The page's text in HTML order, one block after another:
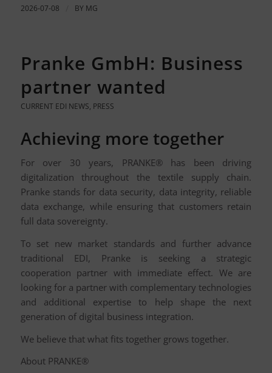
2026-07-08 BY MG
Pranke GmbH: Business
partner wanted
CURRENT EDI NEWS, PRESS
Achieving more together
For over 30 years, PRANKE® has been driving
digitalization throughout the textile supply chain.
Pranke stands for data security, data integrity, reliable
data exchange, while ensuring that customers retain
full data sovereignty.
To set new market standards and further advance
traditional EDI, Pranke is seeking a strategic
cooperation partner with immediate effect. We are
looking for a partner with complementary technologies
and additional expertise to help shape the next
generation of digital business integration.
We believe that what fits together grows together.
About PRANKE®